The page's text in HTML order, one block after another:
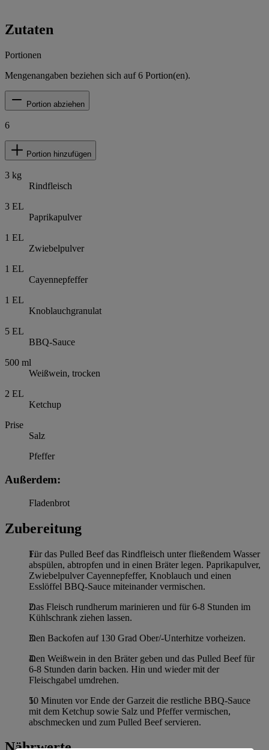
Zutaten
Portionen
Mengenangaben beziehen sich auf6 Portion(en).
Portion abziehen
6
Portion hinzufügen
3 kg
Rindfleisch
3 EL
Paprikapulver
1 EL
Zwiebelpulver
1 EL
Cayennepfeffer
1 EL
Knoblauchgranulat
5 EL
BBQ-Sauce
500 ml
Weißwein, trocken
2 EL
Ketchup
Prise
Salz
Pfeffer
Außerdem:
Fladenbrot
Zubereitung
Für das Pulled Beef das Rindfleisch unter fließendem Wasser
abspülen, abtropfen und in einen Bräter legen. Paprikapulver,
Zwiebelpulver Cayennepfeffer, Knoblauch und einen
Esslöffel BBQ-Sauce miteinander vermischen.
Das Fleisch rundherum marinieren und für 6-8 Stunden im
Kühlschrank ziehen lassen.
Den Backofen auf 130 Grad Ober/-Unterhitze vorheizen.
Den Weißwein in den Bräter geben und das Pulled Beef für
6-8 Stunden darin backen. Hin und wieder mit der
Fleischgabel umdrehen.
10 Minuten vor Ende der Garzeit die restliche BBQ-Sauce
mit dem Ketchup sowie Salz und Pfeffer vermischen,
abschmecken und zum Pulled Beef servieren.